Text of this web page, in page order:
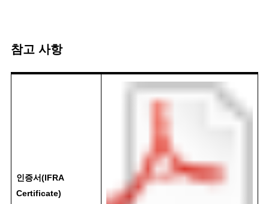
참고 사항
인증서(IFRA
Certificate)